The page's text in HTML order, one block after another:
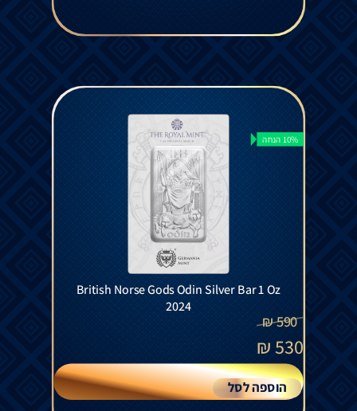
10% הנחה
British Norse Gods Odin Silver Bar 1 Oz
2024
590
₪
530
₪
הוספה לסל